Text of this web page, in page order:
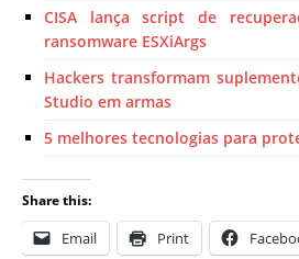
CISA lança script de
ransomware ESXiArgs
Hackers transformam
Studio em armas
5 melhores tecnologias para
Share this:
Email Print